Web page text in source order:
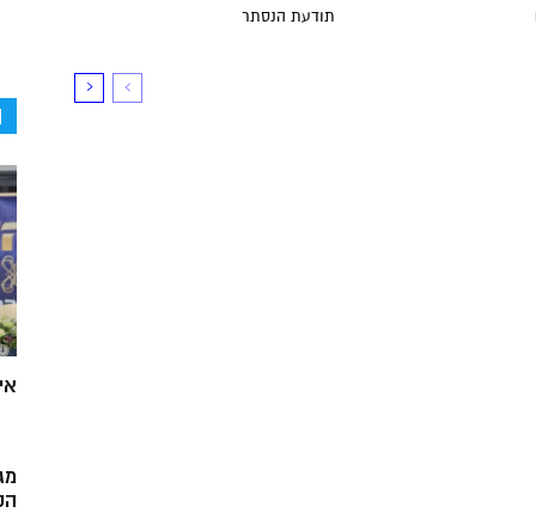
תודעת הנסתר